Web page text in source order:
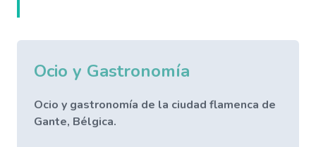
Ocio y Gastronomía
Ocio y gastronomía de la ciudad flamenca de
Gante, Bélgica.